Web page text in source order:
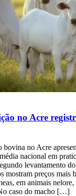
no Acre
bovina no Acre
nacional em
levantamento
mostram preços mais
em animais nelore,
caso do macho […]